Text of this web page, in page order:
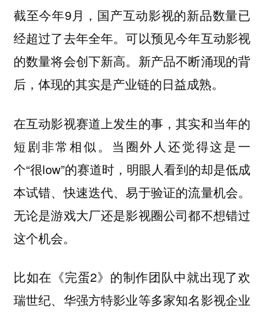
截至今年9月，国产互动影视的新品数量已
经超过了去年全年。可以预见今年互动影视
的数量将会创下新高。新产品不断涌现的背
后，体现的其实是产业链的日益成熟。
在互动影视赛道上发生的事，其实和当年的
短剧非常相似。当圈外人还觉得这是一
个“很low”的赛道时，明眼人看到的却是低成
本试错、快速迭代、易于验证的流量机会。
无论是游戏大厂还是影视圈公司都不想错过
这个机会。
比如在《完蛋2》的制作团队中就出现了欢
瑞世纪、华强方特影业等多家知名影视企业